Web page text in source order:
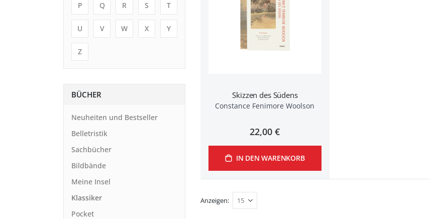
Skizzen des Südens
Constance Fenimore Woolson
22,00 €
IN DEN WARENKORB
Anzeigen
P Q R S T
U V W X Y
Z
BÜCHER
Neuheiten und Bestseller
Belletristik
Sachbücher
Bildbände
Meine Insel
Klassiker
Pocket